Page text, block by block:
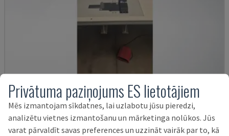
TELSOSPLICE TS3-6 P3.6 TABLE
TELSONIC - PLASTMASAS APSTRĀDES MAŠĪNA
VĀCIJA 2015
Privātuma paziņojums ES lietotājiem
Mēs izmantojam sīkdatnes, lai uzlabotu jūsu pieredzi,
analizētu vietnes izmantošanu un mārketinga nolūkos. Jūs
varat pārvaldīt savas preferences un uzzināt vairāk par to, kā